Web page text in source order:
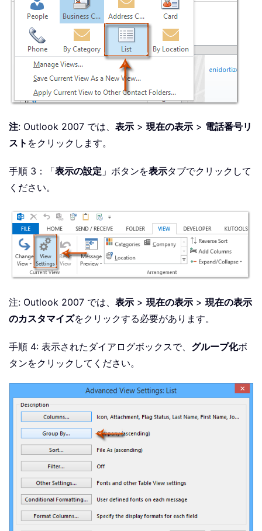
注: Outlook 2007 では、 表示 > 現在の表示 > 電話番号リ
スト をクリックします。
手順 3：「表示の設定 」ボタンを表示タブでクリックして
ください。
注: Outlook 2007 では、 表示 > 現在の表示 > 現在の表示
のカスタマイズをクリックする必要があります。
手順 4: 表示されたダイアログボックスで、 グループ化ボ
タンをクリックしてください。